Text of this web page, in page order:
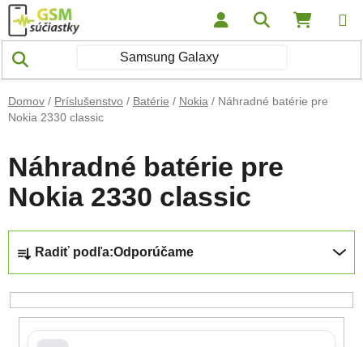
Prejsť na obsah Hľadať
Domov / Príslušenstvo / Batérie / Nokia / Náhradné batérie pre
Nokia 2330 classic
Náhradné batérie pre
Nokia 2330 classic
Radiť podľa:Odporúčame